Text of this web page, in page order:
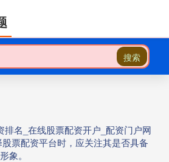
搜索
排名_在线股票配资开户_配资门户网
票配资平台时，应关注其是否具备
象。